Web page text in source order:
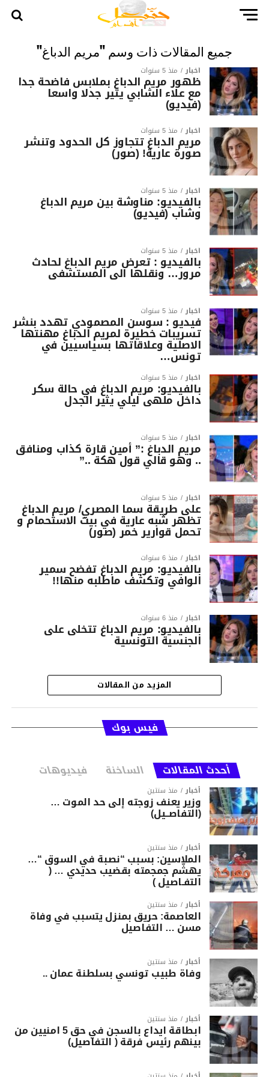
جميع المقالات ذات وسم "مريم الدباغ"
أخبار منذ 5 سنوات
ظهور مريم الدباغ بملابس فاضحة جدا
مع علاء الشابي يثير جدلا واسعا
(فيديو)
أخبار منذ 5 سنوات
مريم الدباغ تتجاوز كل الحدود وتنشر
صورة عارية! (صور)
أخبار منذ 5 سنوات
بالفيديو: مناوشة بين مريم الدباغ
وشاب (فيديو)
أخبار منذ 5 سنوات
بالفيديو : تعرض مريم الدباغ لحادث
مرور… ونقلها الى المستشفى
أخبار منذ 5 سنوات
فيديو : سوسن المصمودي تهدد بنشر
تسريبات خطيرة لمريم الدباغ مهنتها
الاصلية وعلاقاتها بسياسيين في
تونس…
أخبار منذ 5 سنوات
بالفيديو: مريم الدباغ في حالة سكر
داخل ملهى ليلي يثير الجدل
أخبار منذ 5 سنوات
مريم الدباغ :” أمين قارة كذاب ومنافق
.. وهو قالي قول هكة ..”
أخبار منذ 5 سنوات
على طريقة سما المصري/ مريم الدباغ
تظهر شبه عارية في بيت الاستحمام و
تحمل قوارير خمر (صور)
أخبار منذ 6 سنوات
بالفيديو: مريم الدباغ تفضح سمير
الوافي وتكشف ماطلبه منها!!
أخبار منذ 6 سنوات
بالفيديو: مريم الدباغ تتخلى على
الجنسية التونسية
المزيد من المقالات
فيس بوك
أحدث المقالات الساخنة فيديوهات
أخبار منذ سنتين
وزير يعنف زوجته إلى حد الموت …
(التفاصــيل)
أخبار منذ سنتين
الملاسين: بسبب “نصبة في السوق “…
يهشّم جمجمته بقضيب حديدي … (
التفـاصيل )
أخبار منذ سنتين
العاصمة: حريق بمنزل يتسبب في وفاة
مسن … التفاصيل
أخبار منذ سنتين
وفاة طبيب تونسي بسلطنة عمان ..
أخبار منذ سنتين
ابطاقة ايداع بالسجن في حق 5 امنيين من
بينهم رئيس فرقة ( التفاصيل)